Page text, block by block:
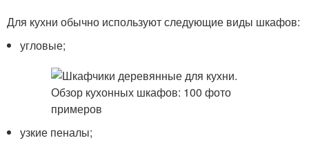
Для кухни обычно используют следующие виды шкафов:
угловые;
узкие пеналы;